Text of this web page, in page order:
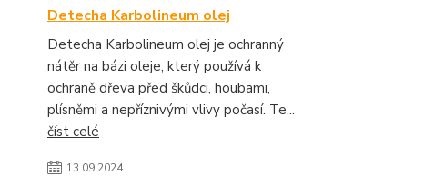
Detecha Karbolineum olej
Detecha Karbolineum olej je ochranný
nátěr na bázi oleje, který používá k
ochraně dřeva před škůdci, houbami,
plísněmi a nepříznivými vlivy počasí. Te...
číst celé
13.09.2024